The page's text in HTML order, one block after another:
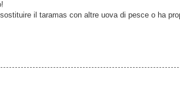
il taramas con altre uova di pesce o ha